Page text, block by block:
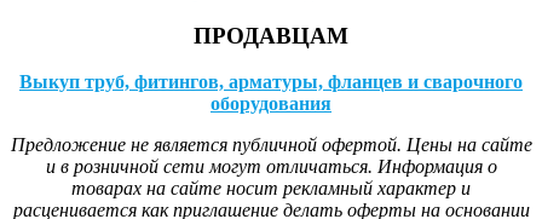
ПРОДАВЦАМ
Выкуп труб, фитингов, арматуры, фланцев и сварочного
оборудования
Предложение не является публичной офертой. Цены на сайте
и в розничной сети могут отличаться. Информация о
товарах на сайте носит рекламный характер и
расценивается как приглашение делать оферты на основании